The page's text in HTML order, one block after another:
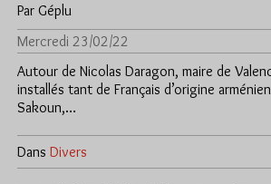
Par Géplu
Mercredi 23/02/22
Autour de Nicolas Daragon, maire de
installés tant de Français d’origine
Sakoun,…
Dans Divers